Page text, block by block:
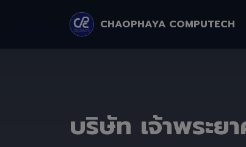
CHAOPHAYA COMPUTECH
บริษัท เจ้าพระย